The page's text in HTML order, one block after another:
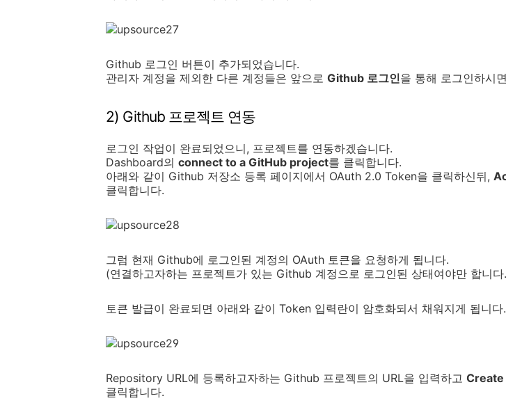
Github 로그인 버튼이 추가되었습니다.
관리자 계정을 제외한 다른 계정들은 앞으로 Github 로그인을 통해 로그인하시
2) Github 프로젝트 연동
로그인 작업이 완료되었으니, 프로젝트를 연동하겠습니다.
Dashboard의 connect to a GitHub project를 클릭합니다.
아래와 같이 Github 저장소 등록 페이지에서 OAuth 2.0 Token을 클릭하신뒤,
클릭합니다.
그럼 현재 Github에 로그인된 계정의 OAuth 토큰을 요청하게 됩니다.
(연결하고자하는 프로젝트가 있는 Github 계정으로 로그인된 상태여야만 합니다
토큰 발급이 완료되면 아래와 같이 Token 입력란이 암호화되서 채워지게 됩니다.
Repository URL에 등록하고자하는 Github 프로젝트의 URL을 입력하고
클릭합니다.